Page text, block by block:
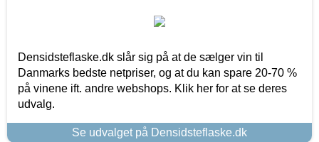
Densidsteflaske.dk slår sig på at de sælger vin til
Danmarks bedste netpriser, og at du kan spare 20-70 %
på vinene ift. andre webshops. Klik her for at se deres
udvalg.
Se udvalget på Densidsteflaske.dk